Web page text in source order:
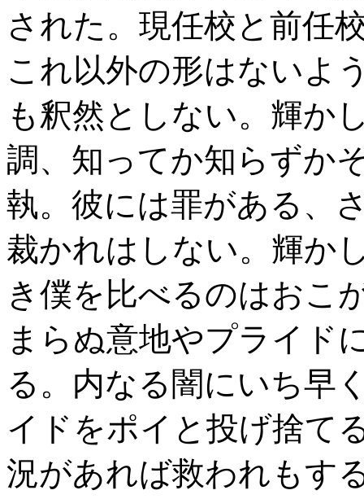
された。現任校と前任
これ以外の形はないよ
も釈然としない。輝か
調、知ってか知らずか
執。彼には罪がある、
裁かれはしない。輝か
き僕を比べるのはおこ
まらぬ意地やプライド
る。内なる闇にいち早
イドをポイと投げ捨て
況があれば救われもす